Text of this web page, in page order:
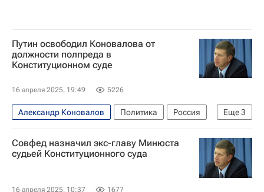
Путин освободил Коновалова от
должности полпреда в
Конституционном суде
16 апреля 2025, 19:49 5226
Еще3
Александр Коновалов Политика
Россия
Республика Башкортостан
Владимир Путин
Совет Федерации РФ
Совфед назначил экс-главу Минюста
судьей Конституционного суда
16 апреля 2025, 10:37 1677